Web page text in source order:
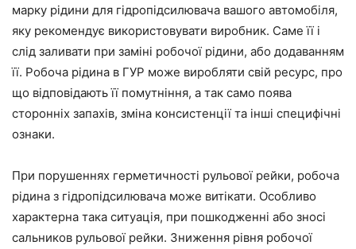
марку рідини для гідропідсилювача вашого автомобіля,
яку рекомендує використовувати виробник. Саме її і
слід заливати при заміні робочої рідини, або додаванням
її. Робоча рідина в ГУР може виробляти свій ресурс, про
що відповідають її помутніння, а так само поява
сторонніх запахів, зміна консистенції та інші специфічні
ознаки.
При порушеннях герметичності рульової рейки, робоча
рідина з гідропідсилювача може витікати. Особливо
характерна така ситуація, при пошкодженні або зносі
сальников рульової рейки. Зниження рівня робочої